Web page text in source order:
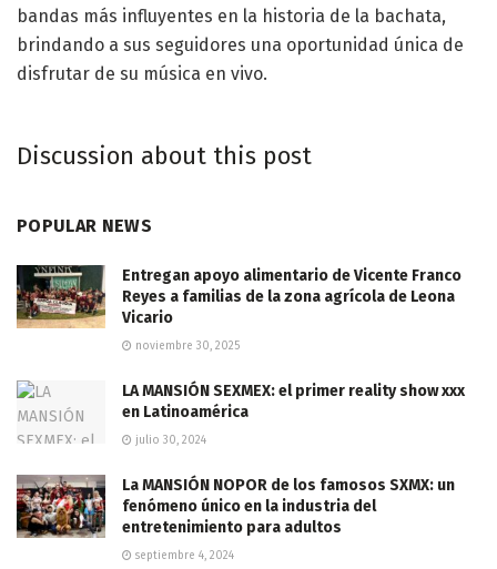
bandas más influyentes en la historia de la bachata,
brindando a sus seguidores una oportunidad única de
disfrutar de su música en vivo.
Discussion about this post
POPULAR NEWS
Entregan apoyo alimentario de Vicente Franco
Reyes a familias de la zona agrícola de Leona
Vicario
noviembre 30, 2025
LA MANSIÓN SEXMEX: el primer reality show xxx
en Latinoamérica
julio 30, 2024
La MANSIÓN NOPOR de los famosos SXMX: un
fenómeno único en la industria del
entretenimiento para adultos
septiembre 4, 2024